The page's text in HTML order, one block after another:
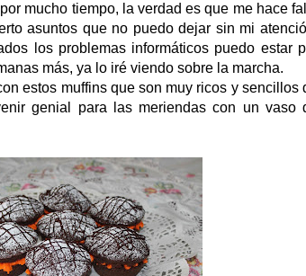
mucho tiempo, la verdad es que me hace
asuntos que no puedo dejar sin mi
los problemas informáticos puedo estar
más, ya lo iré viendo sobre la marcha.
estos muffins que son muy ricos y sencillos
genial para las meriendas con un vaso